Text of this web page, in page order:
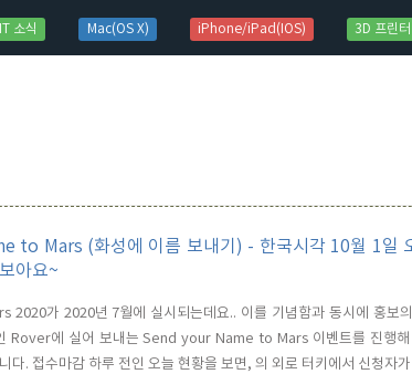
소식 Mac(OS X) iPhone/iPad(IOS) 3D 프린터
to Mars (화성에 이름 보내기) - 한국시각 10월 1일
아요~
2020가 2020년 7월에 실시되는데요.. 이를 기념함과 동시에 홍보
Rover에 실어 보내는 Send your Name to Mars 이벤트를 진행해
다. 접수마감 하루 전인 오늘 현황을 보면, 의 외로 터키에서 신청자